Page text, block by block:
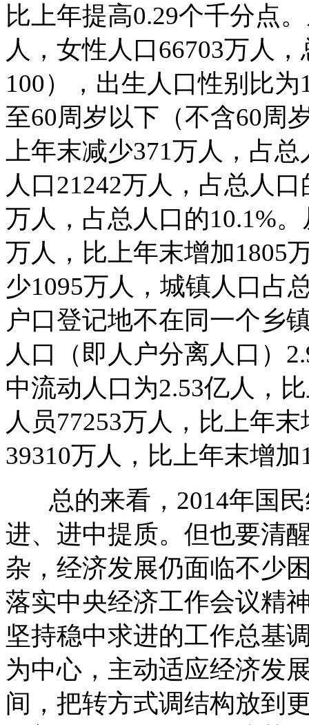
比上年提高0.29个千分点
人，女性人口66703万人
100），出生人口性别比
至60周岁以下（不含60周
上年末减少371万人，占
人口21242万人，占总人
万人，占总人口的10.1%
万人，比上年末增加1805
少1095万人，城镇人口占
户口登记地不在同一个乡
人口（即人户分离人口）
中流动人口为2.53亿人，
人员77253万人，比上年
39310万人，比上年末增加
总的来看，2014年国民
进、进中提质。但也要清
杂，经济发展仍面临不少
落实中央经济工作会议精
坚持稳中求进的工作总基
为中心，主动适应经济发
间，把转方式调结构放到